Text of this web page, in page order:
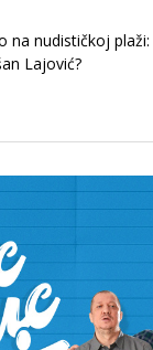
na nudističkoj
Lajović?